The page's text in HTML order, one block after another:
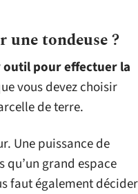
tondeuse ?
pour effectuer la
vous devez choisir
de terre.
Une puissance de
grand espace
faut également décider